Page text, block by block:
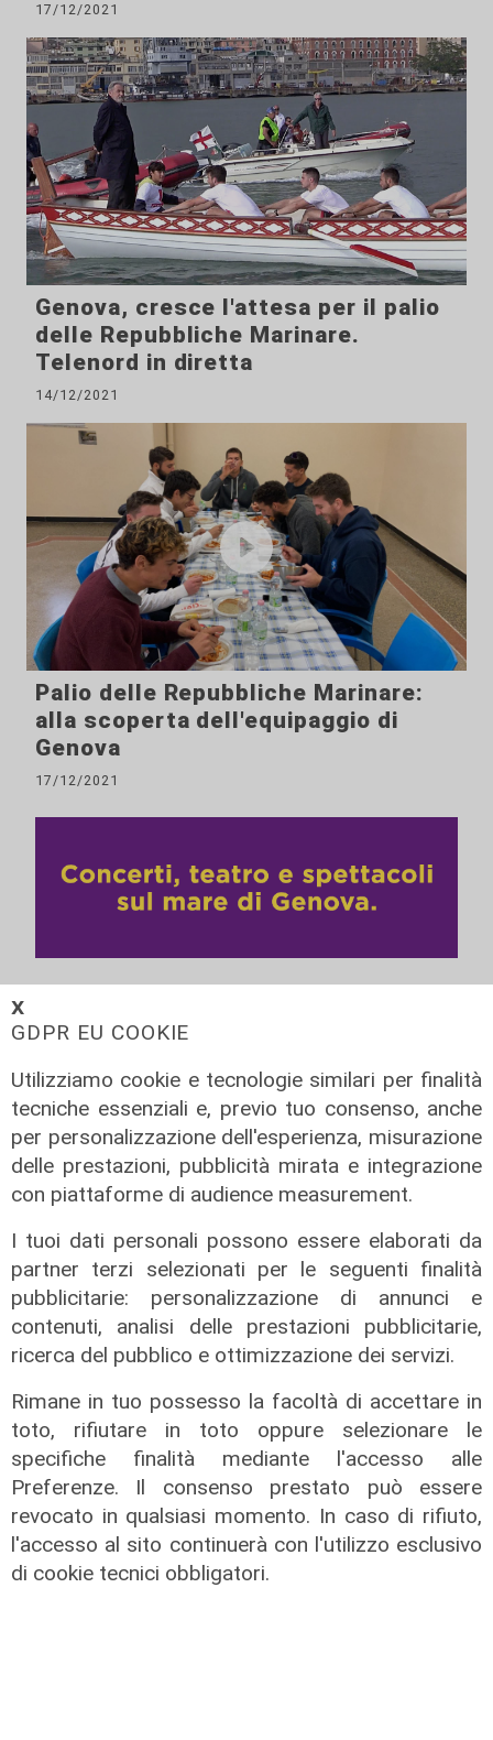
𝗫
GDPR EU COOKIE
Utilizziamo cookie e tecnologie similari per finalità
tecniche essenziali e, previo tuo consenso, anche
per personalizzazione dell'esperienza, misurazione
delle prestazioni, pubblicità mirata e integrazione
con piattaforme di audience measurement.
I tuoi dati personali possono essere elaborati da
partner terzi selezionati per le seguenti finalità
pubblicitarie: personalizzazione di annunci e
contenuti, analisi delle prestazioni pubblicitarie,
ricerca del pubblico e ottimizzazione dei servizi.
Rimane in tuo possesso la facoltà di accettare in
toto, rifiutare in toto oppure selezionare le
specifiche finalità mediante l'accesso alle
Preferenze. Il consenso prestato può essere
revocato in qualsiasi momento. In caso di rifiuto,
l'accesso al sito continuerà con l'utilizzo esclusivo
di cookie tecnici obbligatori.
17/12/2021
Genova, cresce l'attesa per il palio
delle Repubbliche Marinare.
Telenord in diretta
14/12/2021
Palio delle Repubbliche Marinare:
alla scoperta dell'equipaggio di
Genova
17/12/2021
Le temperature
Genova, caldo torrido: bollino rosso
di c.b.